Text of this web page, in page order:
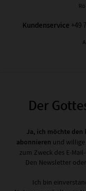
Kundenservice +49
Der
Ja, ich möchte
abonnieren und
zum Zweck des E-
Den Newsletter
Ich bin